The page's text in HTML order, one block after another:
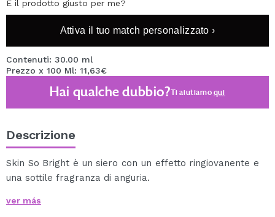
È il prodotto giusto per me?
Attiva il tuo match personalizzato ›
Contenuti: 30.00 ml
Prezzo x 100 Ml: 11,63€
Hai qualche dubbio?Ti aiutiamoqui
Descrizione
Skin So Bright è un siero con un effetto ringiovanente e
una sottile fragranza di anguria.
arbutina.
ver más